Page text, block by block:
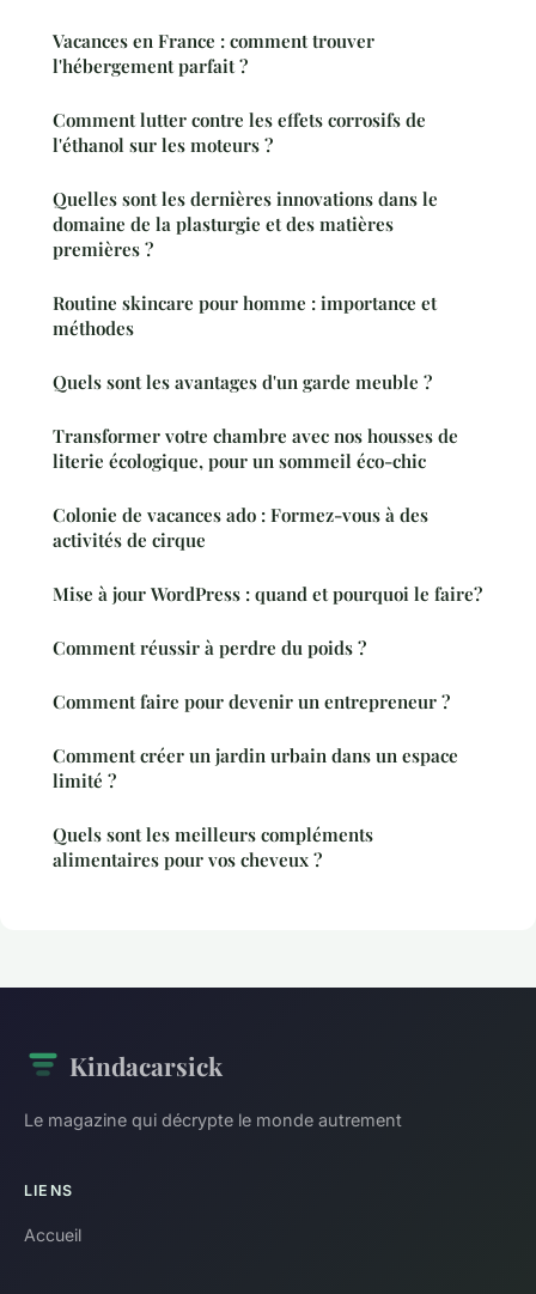
Vacances en France : comment trouver
l'hébergement parfait ?
Comment lutter contre les effets corrosifs de
l'éthanol sur les moteurs ?
Quelles sont les dernières innovations dans le
domaine de la plasturgie et des matières
premières ?
Routine skincare pour homme : importance et
méthodes
Quels sont les avantages d'un garde meuble ?
Transformer votre chambre avec nos housses de
literie écologique, pour un sommeil éco-chic
Colonie de vacances ado : Formez-vous à des
activités de cirque
Mise à jour WordPress : quand et pourquoi le faire?
Comment réussir à perdre du poids ?
Comment faire pour devenir un entrepreneur ?
Comment créer un jardin urbain dans un espace
limité ?
Quels sont les meilleurs compléments
alimentaires pour vos cheveux ?
Kindacarsick
Le magazine qui décrypte le monde autrement
LIENS
Accueil